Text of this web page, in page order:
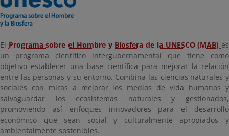
El Programa sobre el Hombre y Biosfera de la UNESCO (MAB) es
un programa científico intergubernamental que tiene como
objetivo establecer una base científica para mejorar la relación
entre las personas y su entorno. Combina las ciencias naturales y
sociales con miras a mejorar los medios de vida humanos y
salvaguardar los ecosistemas naturales y gestionados,
promoviendo así enfoques innovadores para el desarrollo
económico que sean social y culturalmente apropiados y
ambientalmente sostenibles.